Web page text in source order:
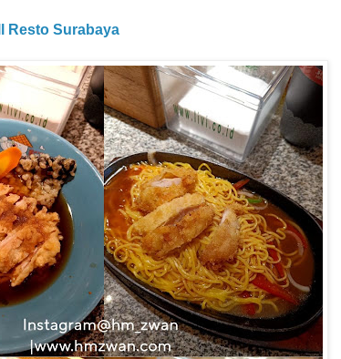
Resto Surabaya